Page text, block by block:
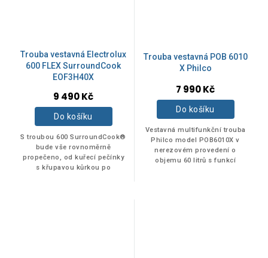
Trouba vestavná Electrolux
600 FLEX SurroundCook
EOF3H40X
9 490 Kč
Do košíku
S troubou 600 SurroundCook®
bude vše rovnoměrně
propečeno, od kuřecí pečínky
s křupavou kůrkou po
Trouba vestavná POB 6010
X Philco
7 990 Kč
Do košíku
Vestavná multifunkční trouba
Philco model POB6010X v
nerezovém provedení o
objemu 60 litrů s funkcí